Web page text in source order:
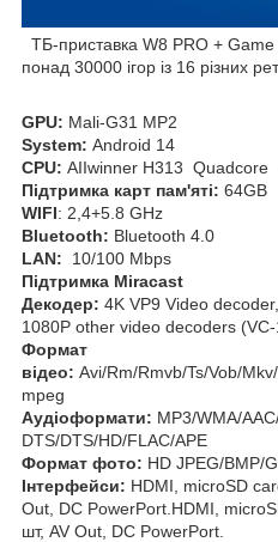
ТБ-приставка W8 PRO +
понад 30000 ігор із 16 різних
GPU: Mali-G31 MP2
System: Android 14
CPU: AIIwinner H313 Quadcore
Підтримка карт пам'яті: 64GB
WIFI: 2,4+5.8 GHz
Bluetooth: Bluetooth 4.0
LAN: 10/100 Mbps
Підтримка Miracast
Декодер: 4K VP9 Video
1080P other video decoders
Формат
відео: Avi/Rm/Rmvb/Ts/Vob/
mpeg
Аудіоформати: MP3/WMA/
DTS/DTS/HD/FLAC/APE
Формат фото: HD JPEG/BMP/
Інтерфейси: HDMI, microSD
Out, DC PowerPort.HDMI,
шт, AV Out, DC PowerPort.